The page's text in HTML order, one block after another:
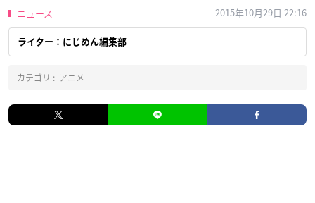
ニュース 2015年10月29日 22:16
ライター：にじめん編集部
カテゴリ : アニメ